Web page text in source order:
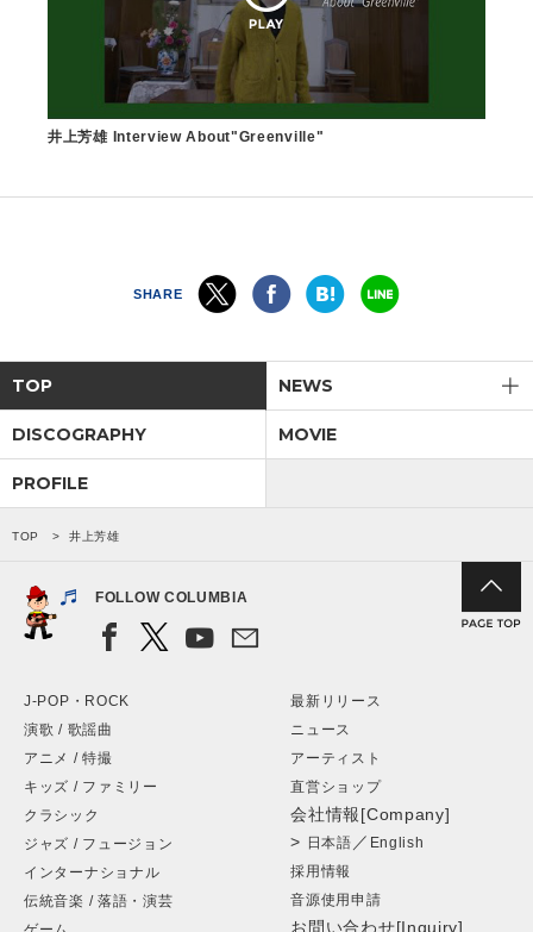
井上芳雄 Interview About"Greenville"
SHARE
TOP NEWS
DISCOGRAPHY MOVIE
PROFILE
TOP 井上芳雄
FOLLOW COLUMBIA
J-POP・ROCK
演歌 / 歌謡曲
アニメ / 特撮
キッズ / ファミリー
クラシック
ジャズ / フュージョン
インターナショナル
伝統音楽 / 落語・演芸
最新リリース
ニュース
アーティスト
直営ショップ
会社情報[Company]
> 日本語 ／ English
採用情報
音源使用申請
お問い合わせ[Inquiry]